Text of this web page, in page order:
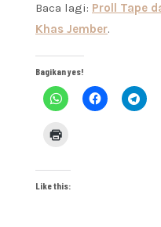
Baca lagi: Proll Tape
Khas Jember.
Bagikan yes!
Like this: